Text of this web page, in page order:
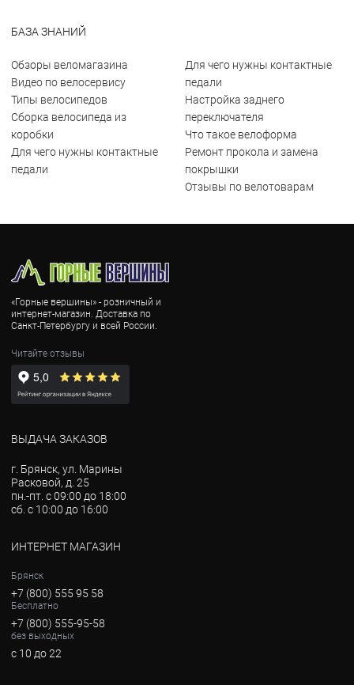
БАЗА ЗНАНИЙ
Обзоры веломагазина
Видео по велосервису
Типы велосипедов
Сборка велосипеда из
коробки
Для чего нужны контактные
педали
Для чего нужны контактные
педали
Настройка заднего
переключателя
Что такое велоформа
Ремонт прокола и замена
покрышки
Отзывы по велотоварам
«Горные вершины» - розничный и
интернет-магазин. Доставка по
Санкт-Петербургу и всей России.
Читайте отзывы
ВЫДАЧА ЗАКАЗОВ
г. Брянск, ул. Марины
Расковой, д. 25
пн.-пт. с 09:00 до 18:00
сб. с 10:00 до 16:00
ИНТЕРНЕТ МАГАЗИН
Брянск
+7 (800) 555 95 58
Бесплатно
+7 (800) 555-95-58
без выходных
с 10 до 22